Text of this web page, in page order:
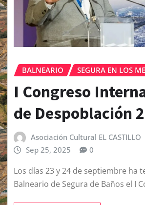
BALNEARIO SEGURA EN LOS
I Congreso
de Despoblación
Asociación Cultural EL CASTILLO
Sep 25, 2025
0
Los días 23 y 24 de septiembre ha
Balneario de Segura de Baños el I